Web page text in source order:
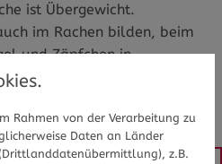
ist Übergewicht.
im Rachen bilden, beim
und Zäpfchen in
das Geräusch verursachen.
zusätzlich entspannt,
erhöht.
Rahmen von der Verarbeitung zu
Daten an Länder
z.B.